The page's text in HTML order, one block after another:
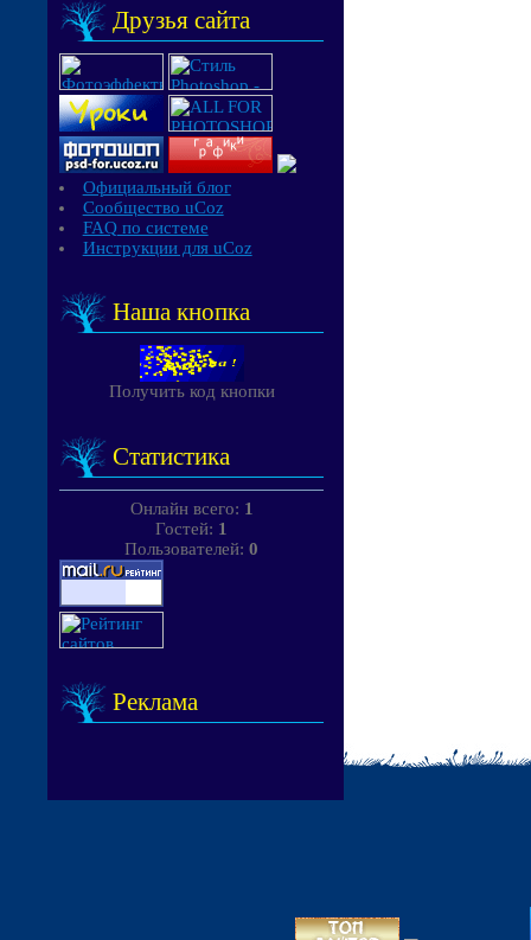
Друзья сайта
Официальный блог
Сообщество uCoz
FAQ по системе
Инструкции для uCoz
Наша кнопка
Получить код кнопки
Статистика
Онлайн всего: 1
Гостей: 1
Пользователей: 0
Реклама